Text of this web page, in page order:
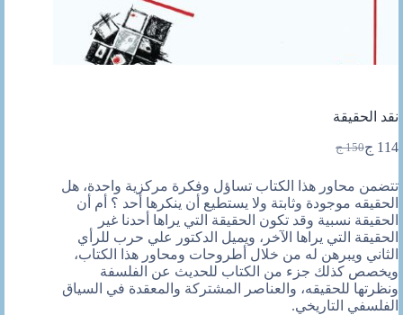
نقد الحقيقة
150 ج
السعر
هو:
150 ج.
114 جالسعر
هو:
114 ج.
تتضمن محاور هذا الكتاب تساؤل وفكرة مركزية واحدة، هل
الحقيقه موجودة وثابتة ولا يستطيع أن ينكرها أحد ؟ أم أن
الحقيقة نسبية وقد تكون الحقيقة التي يراها أحدنا غير
الحقيقة التي يراها الآخر، ويميل الدكتور علي حرب للرأي
الثاني ويبرهن له من خلال أطروحات ومحاور هذا الكتاب،
ويخصص كذلك جزء من الكتاب للحديث عن الفلسفة
ونظرتها للحقيقه، والعناصر المشتركة والمعقدة في السياق
الفلسفي التاريخي.